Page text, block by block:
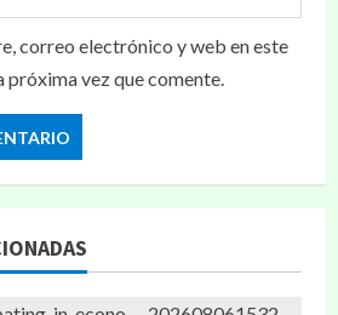
correo electrónico y web en este
próxima vez que comente.